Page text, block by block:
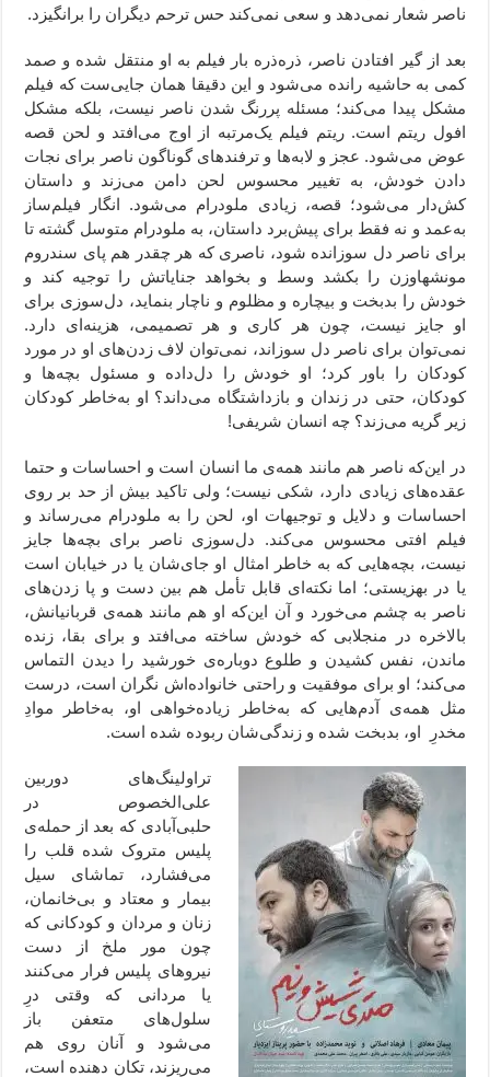
ناصر شعار نمی‌دهد و سعی نمی‌کند حس ترحم دیگران را برانگیزد.
بعد از گیر افتادن ناصر، ذره‌ذره بار فیلم به او منتقل شده و صمد
کمی به حاشیه رانده می‌شود و این دقیقا همان جایی‌ست که فیلم
مشکل پیدا می‌کند؛ مسئله پررنگ شدن ناصر نیست، بلکه مشکل
افول ریتم است. ریتم فیلم یک‌مرتبه از اوج می‌افتد و لحن قصه
عوض می‌شود. عجز و لابه‌‌ها و ترفندهای گوناگون ناصر برای نجات
دادن خودش، به تغییر محسوس لحن دامن می‌زند و داستان
کش‌دار می‌شود؛ قصه، زیادی ملودرام می‌شود. انگار فیلم‌ساز
به‌عمد و نه فقط برای پیش‌برد داستان، به ملودرام متوسل گشته تا
برای ناصر دل سوزانده شود، ناصری که هر چقدر هم پای سندروم
مونشهاوزن را بکشد وسط و بخواهد جنایاتش را توجیه کند و
خودش را بدبخت و بیچاره و مظلوم و ناچار بنماید، دل‌سوزی برای
او جایز نیست، چون هر کاری و هر تصمیمی، هزینه‌ای دارد.
نمی‌توان برای ناصر دل سوزاند، نمی‌توان لاف زدن‌های او در مورد
کودکان را باور کرد؛ او خودش را دل‌داده و مسئول بچه‌ها و
کودکان، حتی در زندان و بازداشتگاه می‌داند؟ او به‌خاطر کودکان
زیر گریه می‌زند؟ چه انسان شریفی!
در این‌که ناصر هم مانند همه‌ی ما انسان است و احساسات و حتما
عقده‌های زیادی دارد، شکی نیست؛ ولی تاکید بیش از حد بر روی
احساسات و دلایل و توجیهات او، لحن را به ملودرام می‌رساند و
فیلم افتی محسوس می‌‌کند. دل‌سوزی ناصر برای بچه‌ها جایز
نیست، بچه‌هایی که به خاطر امثال او جای‌شان یا در خیابان است
یا در بهزیستی؛ اما نکته‌ای قابل تأمل هم بین دست و پا زدن‌های
ناصر به چشم می‌خورد و آن این‌که او هم مانند همه‌ی قربانیانش،
بالاخره در منجلابی که خودش ساخته می‌افتد و برای بقا، زنده
ماندن، نفس کشیدن و طلوع دوباره‌ی خورشید را دیدن التماس
می‌کند؛ او برای موفقیت و راحتی خانواده‌اش نگران است، درست
مثل همه‌ی آدم‌هایی که به‌خاطر زیاده‌خواهی او، به‌خاطر موادِ
مخدرِ او، بدبخت شده و زندگی‌شان ربوده شده است.
تراولینگ‌های دوربین
علی‌الخصوص در
حلبی‌آبادی که بعد از حمله‌ی
پلیس متروک شده قلب را
می‌فشارد، تماشای سیل
بیمار و معتاد و بی‌خانمان،‌
زنان و مردان و کودکانی که
چون مور ملخ از دست
نیروهای پلیس فرار می‌کنند
یا مردانی که وقتی درِ
سلول‌های متعفن باز
می‌شود و آنان روی هم
می‌ریزند، تکان دهنده است،